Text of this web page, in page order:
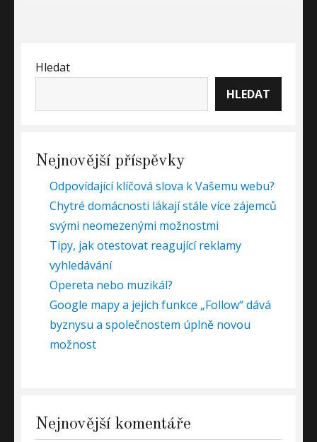
Hledat
HLEDAT
Nejnovější příspěvky
Odpovídající klíčová slova k Vašemu webu?
Chytré domácnosti lákají stále více zájemců
svými neomezenými možnostmi
Tipy, jak otestovat reagující reklamy
vyhledávání
Opereta nebo muzikál?
Google mapy a jejich funkce „Follow“ dává
byznysu a společnostem úplně novou
možnost
Nejnovější komentáře